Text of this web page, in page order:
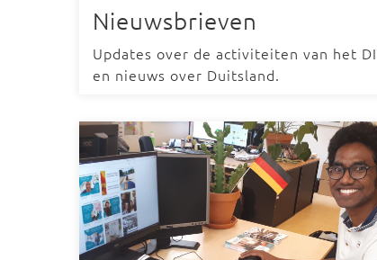
Nieuwsbrieven
Updates over de activiteiten van het
en nieuws over Duitsland.